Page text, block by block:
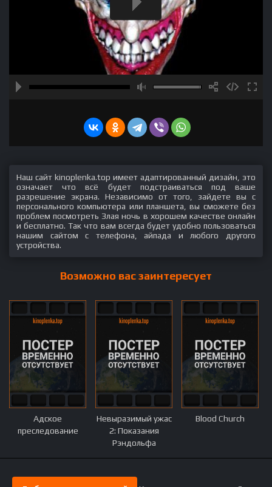
Наш сайт kinoplenka.top имеет адаптированный дизайн, это
означает что всё будет подстраиваться под ваше
разрешение экрана. Независимо от того, зайдете вы с
персонального компьютера или планшета, вы сможете без
проблем посмотреть Злая ночь в хорошем качестве онлайн
и бесплатно. Так что вам всегда будет удобно пользоваться
нашим сайтом с телефона, айпада и любого другого
устройства.
Возможно вас заинтересует
Адское
преследование
Невыразимый ужас
2: Показания
Рэндольфа
Blood Church